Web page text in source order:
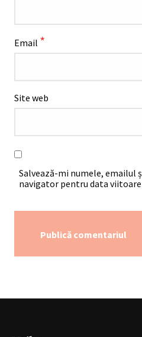
Email *
Site web
Salvează-mi numele, emailul
navigator pentru data viitoare